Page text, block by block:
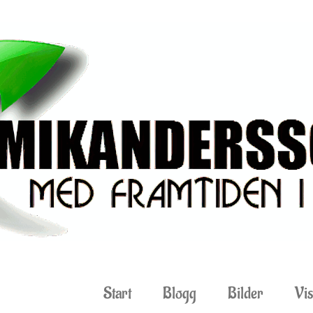
Start Blogg Bilder